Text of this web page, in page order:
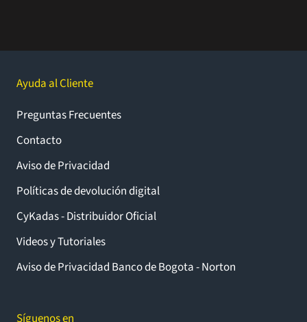
Ayuda al Cliente
Preguntas Frecuentes
Contacto
Aviso de Privacidad
Políticas de devolución digital
CyKadas - Distribuidor Oficial
Videos y Tutoriales
Aviso de Privacidad Banco de Bogota - Norton
Síguenos en